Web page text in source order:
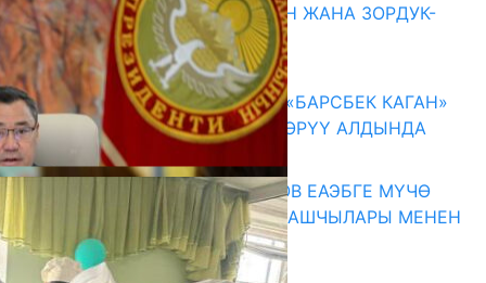
ГЕНДЕРДИК БАСМЫРЛООДОН ЖАНА ЗОРДУК-
ЗОМБУЛУКТАН КОРГОО
07.08.2026
КЫРГЫЗ ТАРЫХЫ ТАСМАДА: «БАРСБЕК КАГАН»
КӨРКӨМ ТАСМАСЫ ЖАРЫК КӨРҮҮ АЛДЫНДА
07.08.2026
ПРЕЗИДЕНТ САДЫР ЖАПАРОВ ЕАЭБГЕ МҮЧӨ
МАМЛЕКЕТТЕРДИН ӨКМӨТ БАШЧЫЛАРЫ МЕНЕН
ЖОЛУГУШТУ
07.08.2026